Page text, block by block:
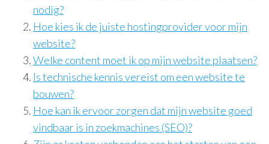
nodig?
Hoe kies ik de juiste hostingprovider voor mijn
website?
Welke content moet ik op mijn website plaatsen?
Is technische kennis vereist om een website te
bouwen?
Hoe kan ik ervoor zorgen dat mijn website goed
vindbaar is in zoekmachines (SEO)?